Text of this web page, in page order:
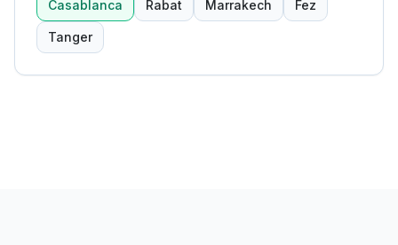
Casablanca Rabat Marrakech Fez
Tanger